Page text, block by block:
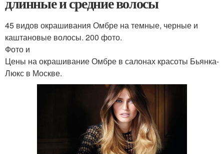
45 видов окрашивания Омбре на темные, черные и
каштановые волосы. 200 фото.
Фото и
Цены на окрашивание Омбре в салонах красоты Бьянка-
Люкс в Москве.